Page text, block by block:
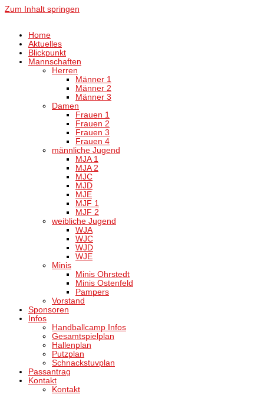
Zum Inhalt springen
Home
Aktuelles
Blickpunkt
Mannschaften
Herren
Männer 1
Männer 2
Männer 3
Damen
Frauen 1
Frauen 2
Frauen 3
Frauen 4
männliche Jugend
MJA 1
MJA 2
MJC
MJD
MJE
MJF 1
MJF 2
weibliche Jugend
WJA
WJC
WJD
WJE
Minis
Minis Ohrstedt
Minis Ostenfeld
Pampers
Vorstand
Sponsoren
Infos
Handballcamp Infos
Gesamtspielplan
Hallenplan
Putzplan
Schnackstuvplan
Passantrag
Kontakt
Kontakt